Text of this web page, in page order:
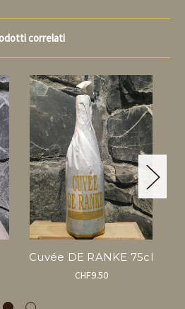
correlati
Cuvée DE RANKE 75cl
CHF9.50